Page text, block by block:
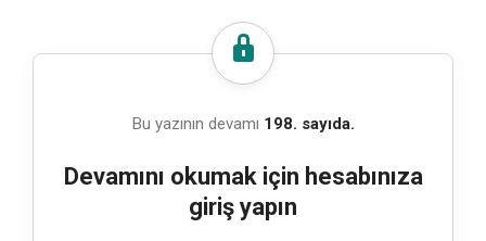
Bu yazının devamı 198. sayıda.
Devamını okumak için hesabınıza
giriş yapın